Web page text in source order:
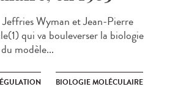
Wyman et Jean-Pierre
qui va bouleverser la biologie
modèle...
BIOLOGIE MOLÉCULAIRE